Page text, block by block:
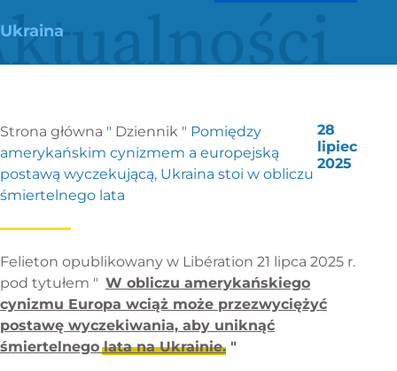
Ukraina
Strona główna " Dziennik " Pomiędzy
amerykańskim cynizmem a europejską
postawą wyczekującą, Ukraina stoi w obliczu
śmiertelnego lata
28
lipiec
2025
Felieton opublikowany w Libération 21 lipca 2025 r.
pod tytułem " W obliczu amerykańskiego
cynizmu Europa wciąż może przezwyciężyć
postawę wyczekiwania, aby uniknąć
śmiertelnego lata na Ukrainie. "